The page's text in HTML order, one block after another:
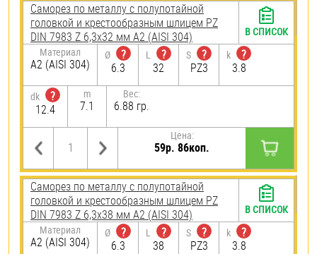
Саморез по металлу с полупотайной
головкой и крестообразным шлицем PZ
DIN 7983 Z 6,3х32 мм А2 (AISI 304)
Материал
А2 (AISI 304)
Ø
?
6.3
L
?
32
S
?
PZ3
k
?
3.8
dk
?
12.4
m
7.1
Вес:
6.88 гр.
Цена:
59р. 86коп.
В СПИСОК
Саморез по металлу с полупотайной
головкой и крестообразным шлицем PZ
DIN 7983 Z 6,3х38 мм А2 (AISI 304)
Материал
А2 (AISI 304)
Ø
?
6.3
L
?
38
S
?
PZ3
k
?
3.8
В СПИСОК